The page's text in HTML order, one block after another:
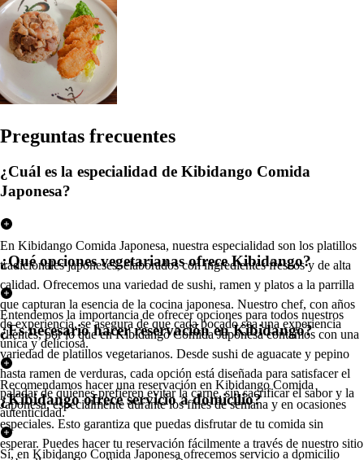
Preguntas frecuentes
¿Cuál es la especialidad de Kibidango Comida
Japonesa?
En Kibidango Comida Japonesa, nuestra especialidad son los platillos
tradicionales japoneses, elaborados con ingredientes frescos y de alta
calidad. Ofrecemos una variedad de sushi, ramen y platos a la parrilla
que capturan la esencia de la cocina japonesa. Nuestro chef, con años
de experiencia, se asegura de que cada bocado sea una experiencia
única y deliciosa.
¿Qué opciones vegetarianas ofrece Kibidango?
Entendemos la importancia de ofrecer opciones para todos nuestros
clientes, por lo que en Kibidango Comida Japonesa contamos con una
variedad de platillos vegetarianos. Desde sushi de aguacate y pepino
hasta ramen de verduras, cada opción está diseñada para satisfacer el
paladar de quienes prefieren evitar la carne, sin sacrificar el sabor y la
autenticidad.
¿Es necesario hacer reservación en Kibidango?
Recomendamos hacer una reservación en Kibidango Comida
Japonesa, especialmente durante los fines de semana y en ocasiones
especiales. Esto garantiza que puedas disfrutar de tu comida sin
esperar. Puedes hacer tu reservación fácilmente a través de nuestro sitio
¿Kibidango ofrece servicio a domicilio?
Sí, en Kibidango Comida Japonesa ofrecemos servicio a domicilio